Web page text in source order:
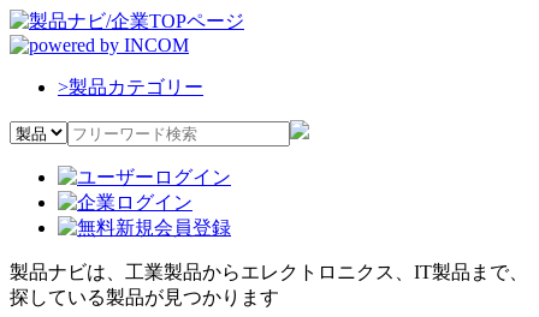
>製品カテゴリー
製品ナビは、工業製品からエレクトロニクス、IT製品まで、
探している製品が見つかります